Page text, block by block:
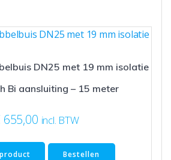
DN25 met 19 mm isolatie
Bi aansluiting – 15 meter
655,00 incl. BTW
Bestellen